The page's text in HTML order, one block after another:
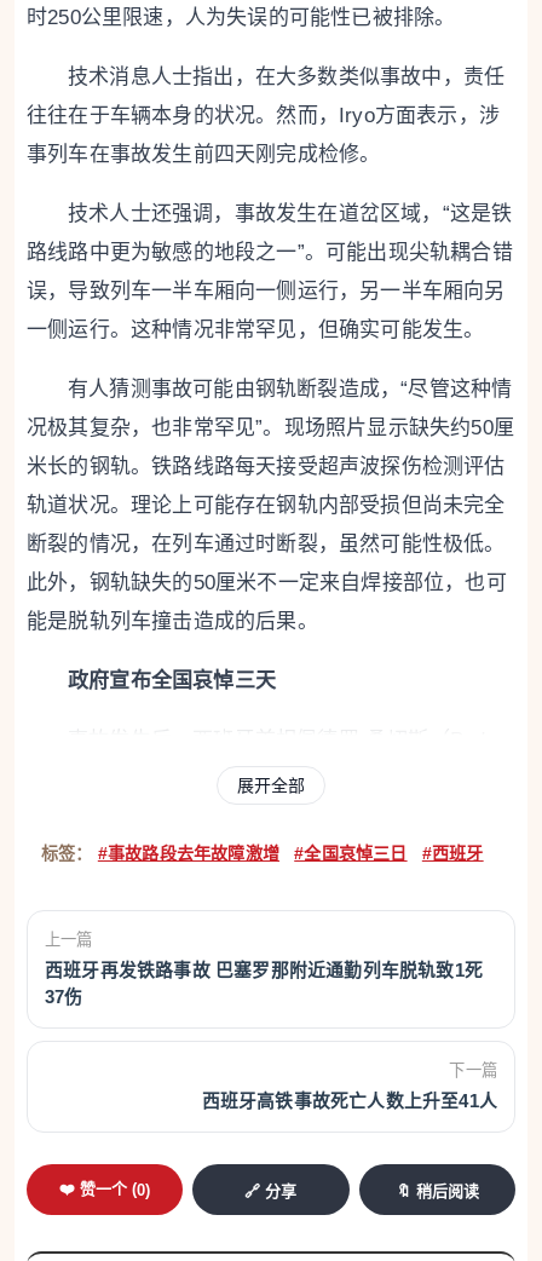
时250公里限速，人为失误的可能性已被排除。
技术消息人士指出，在大多数类似事故中，责任
往往在于车辆本身的状况。然而，Iryo方面表示，涉
事列车在事故发生前四天刚完成检修。
技术人士还强调，事故发生在道岔区域，“这是铁
路线路中更为敏感的地段之一”。可能出现尖轨耦合错
误，导致列车一半车厢向一侧运行，另一半车厢向另
一侧运行。这种情况非常罕见，但确实可能发生。
有人猜测事故可能由钢轨断裂造成，“尽管这种情
况极其复杂，也非常罕见”。现场照片显示缺失约50厘
米长的钢轨。铁路线路每天接受超声波探伤检测评估
轨道状况。理论上可能存在钢轨内部受损但尚未完全
断裂的情况，在列车通过时断裂，虽然可能性极低。
此外，钢轨缺失的50厘米不一定来自焊接部位，也可
能是脱轨列车撞击造成的后果。
政府宣布全国哀悼三天
Sánchez）与安达卢西亚自治区主席胡安马·莫雷诺
午联合向媒体发表讲话。
桑切斯表示，此次应对工作体现了各级政府之间
的团结与协作。他指出：“在悲痛中我们保持团结，在
行动上也保持团结。国家作出了应有的回应，协调一
致、彼此配合。”他对参与救援、医疗和安保工作的公
共部门人员表示感谢，并宣布自当日午夜起，全国进
入为期三天的官方哀悼期。
在谈及事故原因时，桑切斯强调，目前尚无结
论，但社会的疑问是正当的。“时间以及技术人员的调
查工作，将为我们提供答案。我们会查明真相。”他同
展开全部
标签： #事故路段去年故障激增 #全国哀悼三日 #西班牙
上一篇
西班牙再发铁路事故 巴塞罗那附近通勤列车脱轨致1死
37伤
下一篇
西班牙高铁事故死亡人数上升至41人
❤️ 赞一个 (0) 🔗 分享 🔖 稍后阅读